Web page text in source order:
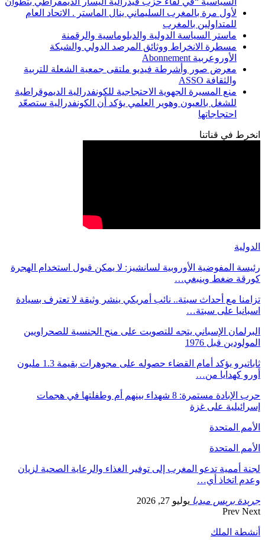
لأول مرة بالمغرب السليماني ينال الماستر . الاتحاد العام
للمتداولين بالمغرب
ماستر السياسة الدولية والدبلوماسية والرقمنة
مسطرة الانخراط ووثائق المرصد الدولي والشبكة
الأوروعربية Abonnement
معرض صور وأشرطة فيديو ملتقى جمعية الشعلة للتربية
والثقافة ASSO
منع المسيرة الجهوية الاحتجاجية للكونفدرالية الديموقراطية
للشغل بالعيون وهوير العلمي يؤكد أن الكونفدرالية ستصعّد
احتجاجاتها
انخرط في قناتنا
الدولية
رئيسة المفوضية الأوروبية لسانشيز: لا يمكن قبول استخدام الهجرة
كورقة ضغط وينبغي…
تزامنا مع أحداث سبتة.. نائب أمريكي ينشر وثيقة لا تعترف بسيادة
اسبانيا على سبتة…
البرلمان الإسباني يتجه للتصويت على منح الجنسية للصحراويين
المولودين قبل 1976
ثاباتيرو يؤكد أمام القضاء حصوله على مجوهرات بقيمة 1.3 مليون
أورو كهدايا من…
حرب الإبادة مستمرة: 8 شهداء بينهم أم وطفلتها في هجمات
إسرائيلية على غزة
الأمم المتحدة
الأمم المتحدة
لجنة أممية تدعو المغرب إلى توفير الغذاء والرعاية الصحية لزيان
وعدم اتخاذ أي…
جريدة بريس ميديا يوليو 27, 2026
Prev Next
أنشطة الملك